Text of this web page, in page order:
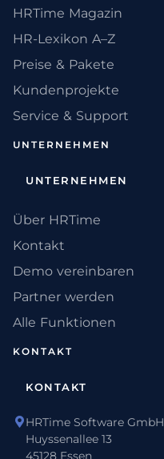
HRTime Magazin
HR-Lexikon A–Z
Preise & Pakete
Kundenprojekte
Service & Support
UNTERNEHMEN
UNTERNEHMEN
Über HRTime
Kontakt
Demo vereinbaren
Partner werden
Alle Funktionen
KONTAKT
KONTAKT
HRTime Software GmbH
Huyssenallee 13
45128 Essen